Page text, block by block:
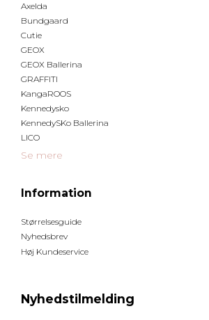
Axelda
Bundgaard
Cutie
GEOX
GEOX Ballerina
GRAFFITI
KangaROOS
Kennedysko
KennedySKo Ballerina
LICO
Se mere
Information
Størrelsesguide
Nyhedsbrev
Høj Kundeservice
Nyhedstilmelding